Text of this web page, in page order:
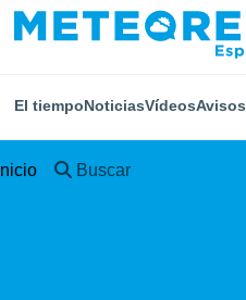
El tiempoNoticiasVídeosAvisos
Inicio Buscar